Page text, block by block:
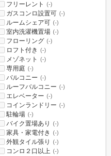
フリーレント (-)
ガスコンロ設置可 (-)
ルームシェア可 (-)
室内洗濯機置場 (-)
フローリング (-)
ロフト付き (-)
メゾネット (-)
専用庭 (-)
バルコニー (-)
ルーフバルコニー (-)
エレベーター (-)
コインランドリー (-)
駐輪場 (-)
バイク置場あり (-)
家具・家電付き (-)
外観タイル張り (-)
コンロ２口以上 (-)